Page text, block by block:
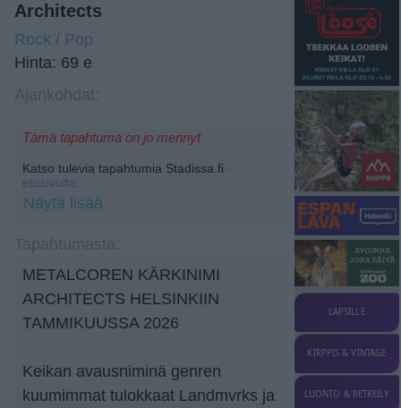
Architects
Rock / Pop
Hinta: 69 e
Tämä tapahtuma on jo mennyt
Katso tulevia tapahtumia Stadissa.fi -
etusivulta.
Näytä lisää
METALCOREN KÄRKINIMI
ARCHITECTS HELSINKIIN
TAMMIKUUSSA 2026
Keikan avausniminä genren
kuumimmat tulokkaat Landmvrks ja
LAPSILLE
KIRPPIS & VINTAGE
LUONTO & RETKEILY